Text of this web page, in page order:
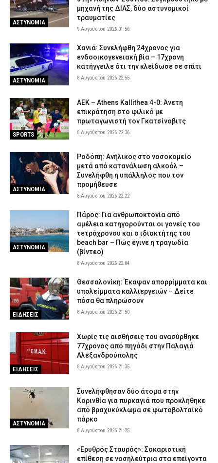
ΕΙΔΗΣΕΙΣ 8 Αυγούστου 2026 15:32
Λυκαβηττός: Σε 57χρονη που αγνοούνταν ανήκει η σορός – Από
ΑΣΤΥΝΟΜΙΑ 8 Αυγούστου 2026 15:17
Συνελήφθησαν τρία άτομα για διακίνηση ναρκωτικών στην
Αττική και την Πανεπιστημιούπολη Ζωγράφου – Θα έβγαζαν
πάνω από 90.000 ευρώ (βίντεο)
Δολοφονία 38χρονης στην Κυψέλη: «Δεν μπορούμε να
πιστέψουμε ότι το έκανε» λέει το ζευγάρι που είχε φιλοξενήσει
τον 26χρονο Αφγανό
8 Αυγούστου 2026 14:51
ΑΣΤΥΝΟΜΙΑ
μηχανή της ΔΙΑΣ, δύο αστυνομικοί
τραυματίες
9 Αυγούστου 2026 01:56
ΑΣΤΥΝΟΜΙΑ
Χανιά: Συνελήφθη 24χρονος για
ενδοοικογενειακή βία – 17χρονη
κατήγγειλε ότι την κλείδωσε σε σπίτι
8 Αυγούστου 2026 22:55
SPORTS
ΑΕΚ – Athens Kallithea 4-0: Άνετη
επικράτηση στο φιλικό με
πρωταγωνιστή τον Γκατσίνοβιτς
8 Αυγούστου 2026 22:36
ΑΣΤΥΝΟΜΙΑ
Ροδόπη: Ανήλικος στο νοσοκομείο
μετά από κατανάλωση αλκοόλ –
Συνελήφθη η υπάλληλος που τον
προμήθευσε
8 Αυγούστου 2026 22:22
ΑΣΤΥΝΟΜΙΑ
Πάρος: Για ανθρωποκτονία από
αμέλεια κατηγορούνται οι γονείς του
τετράχρονου και ο ιδιοκτήτης του
beach bar – Πώς έγινε η τραγωδία
(βίντεο)
8 Αυγούστου 2026 22:04
ΕΙΔΗΣΕΙΣ
Θεσσαλονίκη: Έκαψαν απορρίμματα και
υπολείμματα καλλιεργειών – Δείτε
πόσα θα πληρώσουν
8 Αυγούστου 2026 21:50
ΕΙΔΗΣΕΙΣ
Χωρίς τις αισθήσεις του ανασύρθηκε
77χρονος από πηγάδι στην Παλαγιά
Αλεξανδρούπολης
8 Αυγούστου 2026 21:35
ΑΣΤΥΝΟΜΙΑ
Συνελήφθησαν δύο άτομα στην
Κορινθία για πυρκαγιά που προκλήθηκε
από βραχυκύκλωμα σε φωτοβολταϊκό
πάρκο
8 Αυγούστου 2026 21:25
«Ερυθρός Σταυρός»: Σοκαριστική
επίθεση σε νοσηλεύτρια στα επείγοντα